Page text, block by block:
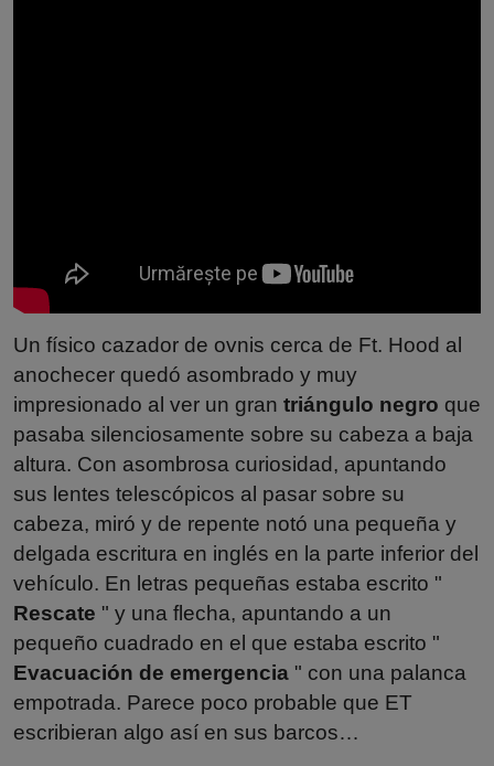
Un físico cazador de ovnis cerca de Ft. Hood al
anochecer quedó asombrado y muy
impresionado al ver un gran triángulo negro que
pasaba silenciosamente sobre su cabeza a baja
altura. Con asombrosa curiosidad, apuntando
sus lentes telescópicos al pasar sobre su
cabeza, miró y de repente notó una pequeña y
delgada escritura en inglés en la parte inferior del
vehículo. En letras pequeñas estaba escrito "
Rescate " y una flecha, apuntando a un
pequeño cuadrado en el que estaba escrito "
Evacuación de emergencia " con una palanca
empotrada. Parece poco probable que ET
escribieran algo así en sus barcos…